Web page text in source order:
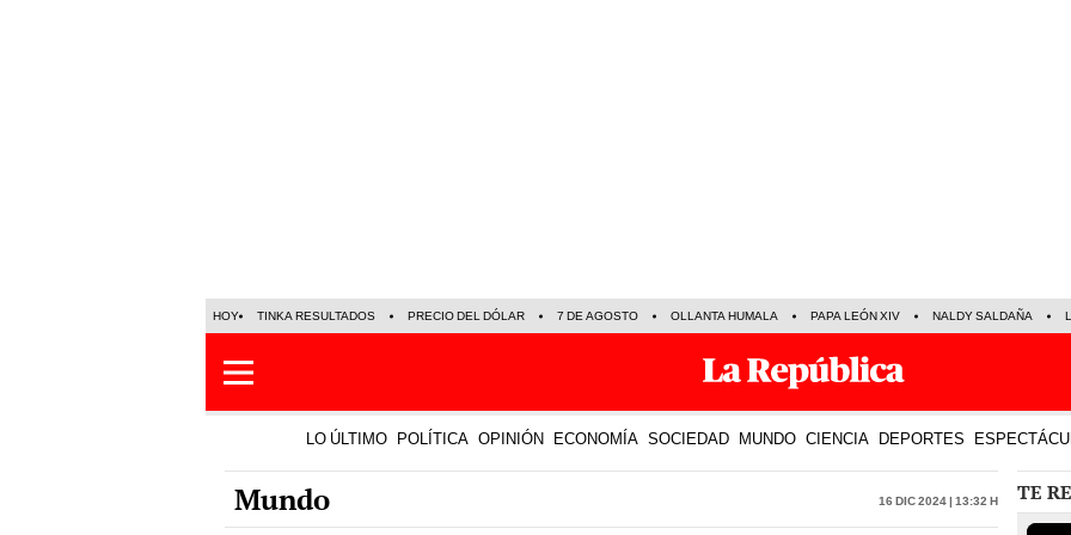
HOY TINKA RESULTADOS PRECIO DEL DÓLAR 7 DE AGOSTO OLLANTA HUMALA PAPA LEÓN XIV NALDY SALDAÑA
LO ÚLTIMO POLÍTICA OPINIÓN ECONOMÍA SOCIEDAD MUNDO CIENCIA DEPORTES
Mundo 16 Dic 2024 | 13:32 h TE